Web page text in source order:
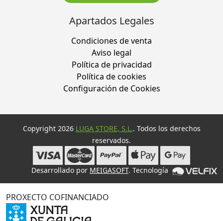
Apartados Legales
Condiciones de venta
Aviso legal
Política de privacidad
Política de cookies
Configuración de Cookies
Copyright 2026 LUGA STORE, S.L.. Todos los derechos
reservados.
Desarrollado por MEIGASOFT. Tecnología
PROXECTO COFINANCIADO